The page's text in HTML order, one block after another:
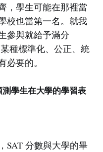
，學生可能在那裡當
校也當第一名。就我
參與就給予滿分
種標準化、公正、統
要的。
學生在大學的學習表
SAT 分數與大學的畢